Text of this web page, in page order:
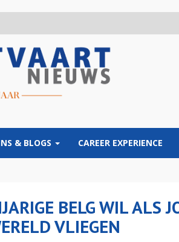
& BLOGS CAREER EXPERIENCE
BELG WIL ALS
VLIEGEN